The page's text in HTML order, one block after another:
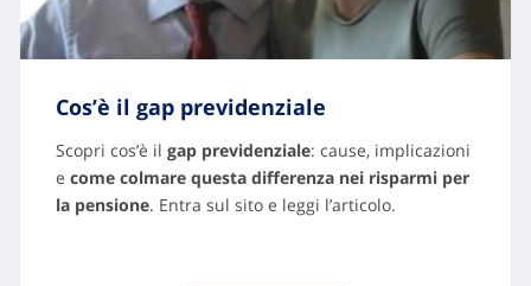
Cos’è il gap previdenziale
Scopri cos’è il gap previdenziale: cause, implicazioni
e come colmare questa differenza nei risparmi per
la pensione. Entra sul sito e leggi l’articolo.